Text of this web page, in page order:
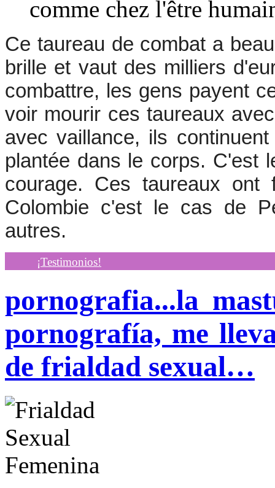
comme chez l'être
Ce taureau de combat a
brille et vaut des milliers
combattre, les gens payent
voir mourir ces taureaux
avec vaillance, ils
plantée dans le corps. C'est
courage. Ces taureaux
Colombie c'est le cas de
autres.
¡Testimonios!
pornografia...la
pornografía, me
de frialdad sexual…